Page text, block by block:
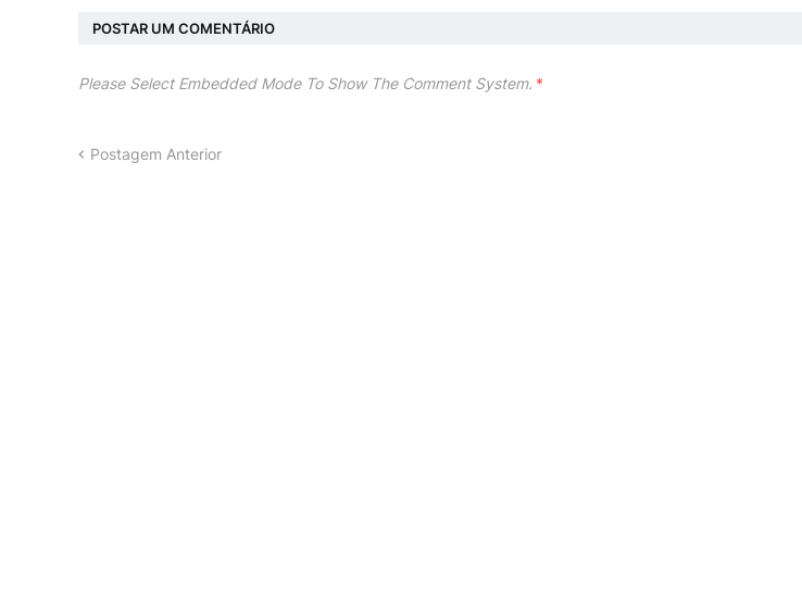
POSTAR UM COMENTÁRIO
Please Select Embedded Mode To Show The Comment System. *
Postagem Anterior